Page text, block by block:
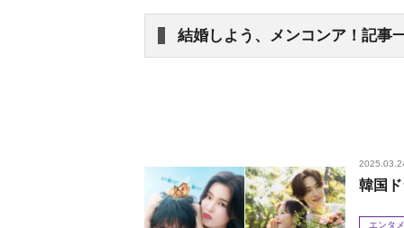
結婚しよう、メンコンア！記事
韓国
エンタメ